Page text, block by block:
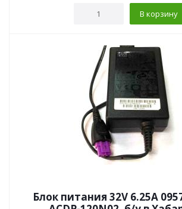
В корзину
Блок питания 32V 6.25A